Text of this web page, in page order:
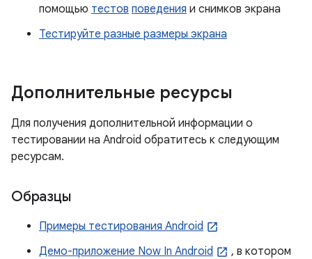
помощью тестов поведения и снимков экрана
Тестируйте разные размеры экрана
Дополнительные ресурсы
Для получения дополнительной информации о
тестировании на Android обратитесь к следующим
ресурсам.
Образцы
Примеры тестирования Android
Демо-приложение Now In Android
, в котором